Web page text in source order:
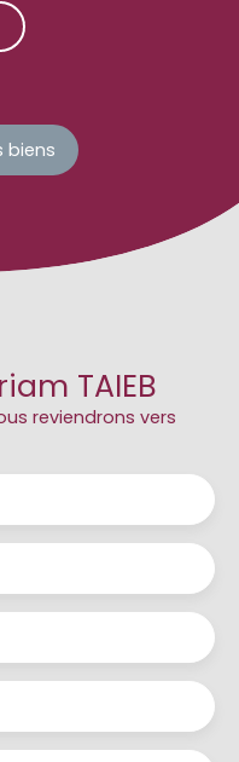
biens
TAIEB
reviendrons vers